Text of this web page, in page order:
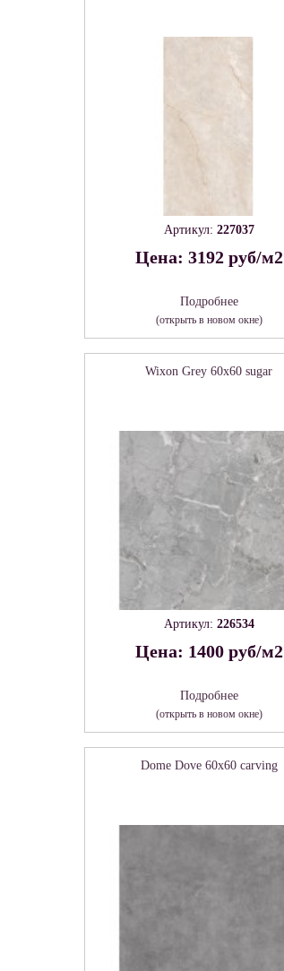
Артикул: 227037
Цена: 3192 руб/м2
Подробнее
(открыть в новом окне)
Wixon Grey 60х60 sugar
Артикул: 226534
Цена: 1400 руб/м2
Подробнее
(открыть в новом окне)
Dome Dove 60х60 carving